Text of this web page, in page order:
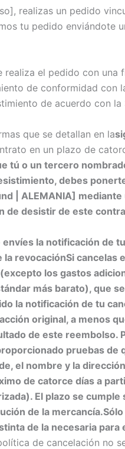
realizas un pedido
tu pedido enviándote
realiza el pedido con
de conformidad con
de acuerdo con
que se detallan en la
en un plazo de
tú o un tercero
debes
| ALEMANIA] mediante
desistir de este
la notificación de
la revocaciónSi cancelas
los gastos
más barato), que
la notificación de tu
original, a menos
de este reembolso.
pruebas
el nombre y la
de catorce días a
El plazo se
de la mercancía.
de la necesaria
de cancelación no